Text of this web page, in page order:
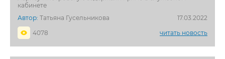
кабинете
Автор: Татьяна Гусельникова
17.03.2022
4078
читать новость